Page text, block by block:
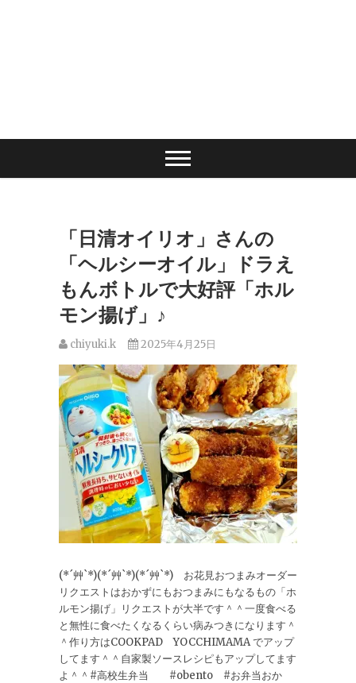
「日清オイリオ」さんの
「ヘルシーオイル」ドラえ
もんボトルで大好評「ホル
モン揚げ」♪
chiyuki.k 2025年4月25日
(*´艸`*)(*´艸`*)(*´艸`*) お花見おつまみオーダー
リクエストはおかずにもおつまみにもなるもの「ホ
ルモン揚げ」リクエストが大半です＾＾一度食べる
と無性に食べたくなるくらい病みつきになります＾
＾作り方はCOOKPAD YOCCHIMAMA でアップ
してます＾＾自家製ソースレシピもアップしてます
よ＾＾#高校生弁当 #obento #お弁当おか